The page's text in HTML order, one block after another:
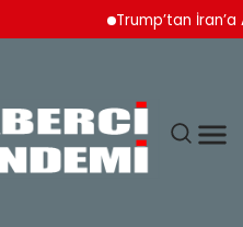
Trump’tan İran’a Ağır